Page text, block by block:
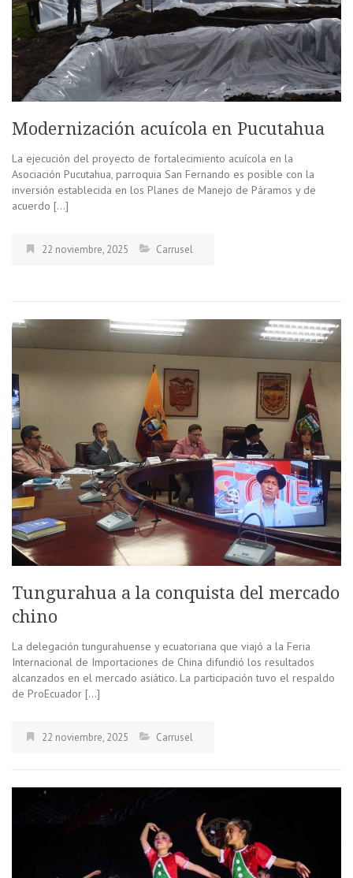
Modernización acuícola en Pucutahua
La ejecución del proyecto de fortalecimiento acuícola en la
Asociación Pucutahua, parroquia San Fernando es posible con la
inversión establecida en los Planes de Manejo de Páramos y de
acuerdo […]
22 noviembre, 2025 Carrusel
Tungurahua a la conquista del mercado
chino
La delegación tungurahuense y ecuatoriana que viajó a la Feria
Internacional de Importaciones de China difundió los resultados
alcanzados en el mercado asiático. La participación tuvo el respaldo
de ProEcuador […]
22 noviembre, 2025 Carrusel